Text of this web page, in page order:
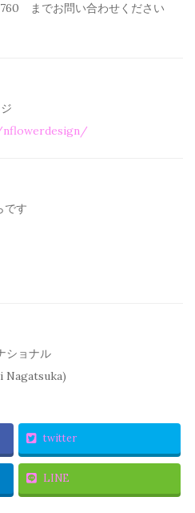
までお問い合わせください
nflowerdesign/
です
ショナル
Nagatsuka)
twitter
LINE